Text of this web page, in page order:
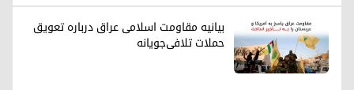
بیانیه مقاومت اسلامی عراق درباره تعویق
حملات تلافی‌جویانه